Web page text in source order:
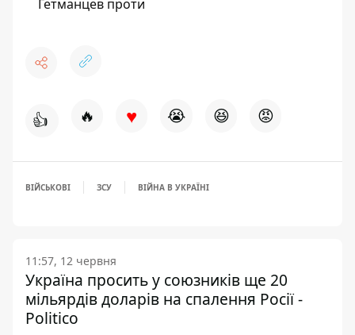
Гетманцев проти
👍 🔥 ♥ 😭 😆 😡
ВІЙСЬКОВІ ЗСУ ВІЙНА В УКРАЇНІ
11:57, 12 червня
Україна просить у союзників ще 20
мільярдів доларів на спалення Росії -
Politico